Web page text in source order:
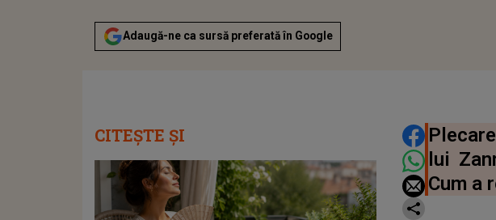
Adaugă-ne ca sursă preferată în Google
lui
Cum a
CITEȘTE ȘI